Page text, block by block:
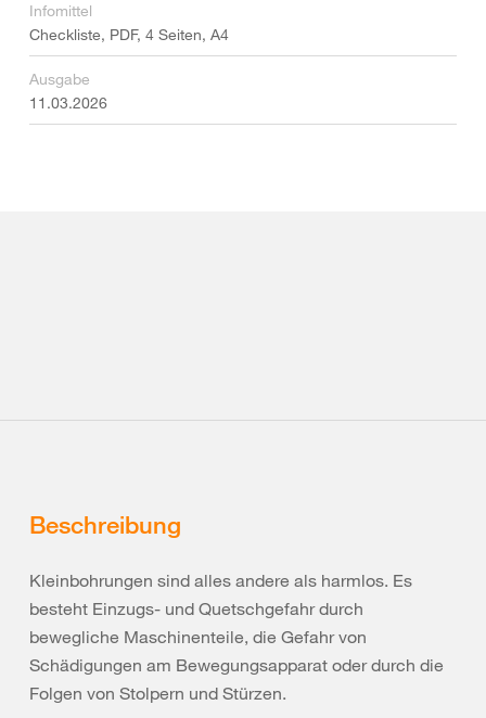
Infomittel
Checkliste, PDF, 4 Seiten, A4
Ausgabe
11.03.2026
Beschreibung
Kleinbohrungen sind alles andere als harmlos. Es
besteht Einzugs- und Quetschgefahr durch
bewegliche Maschinenteile, die Gefahr von
Schädigungen am Bewegungsapparat oder durch die
Folgen von Stolpern und Stürzen.